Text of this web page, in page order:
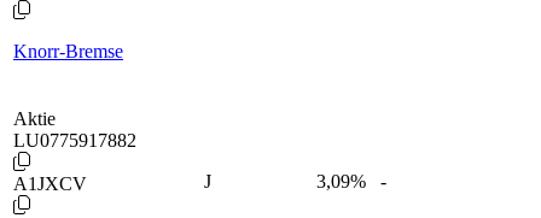
Knorr-Bremse
Aktie
LU0775917882
A1JXCV J 3,09% -